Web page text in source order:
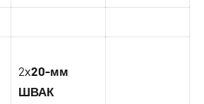
2х20-мм
ШВАК